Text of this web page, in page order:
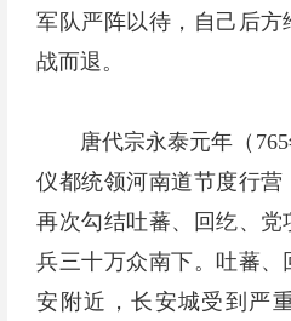
军队严阵以待，自己后
战而退。
唐代宗永泰元年（765
仪都统领河南道节度行
再次勾结吐蕃、回纥、
兵三十万众南下。吐蕃
安附近，长安城受到严